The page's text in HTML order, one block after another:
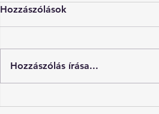
Hozzászólások
Hozzászólás írása...